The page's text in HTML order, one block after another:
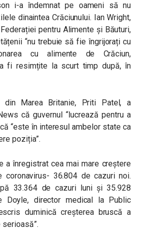
i-a îndemnat pe oameni să nu
dinaintea Crăciunului. Ian Wright,
pentru Alimente și Băuturi,
“nu trebuie să fie îngrijorați cu
cu alimente de Crăciun,
fi resimțite la scurt timp după, în
din Marea Britanie, Priti Patel, a
că guvernul “lucrează pentru a
“este în interesul ambelor state ca
poziția”.
a înregistrat cea mai mare creștere
coronavirus- 36.804 de cazuri noi.
33.364 de cazuri luni și 35.928
Doyle, director medical la Public
duminică creșterea bruscă a